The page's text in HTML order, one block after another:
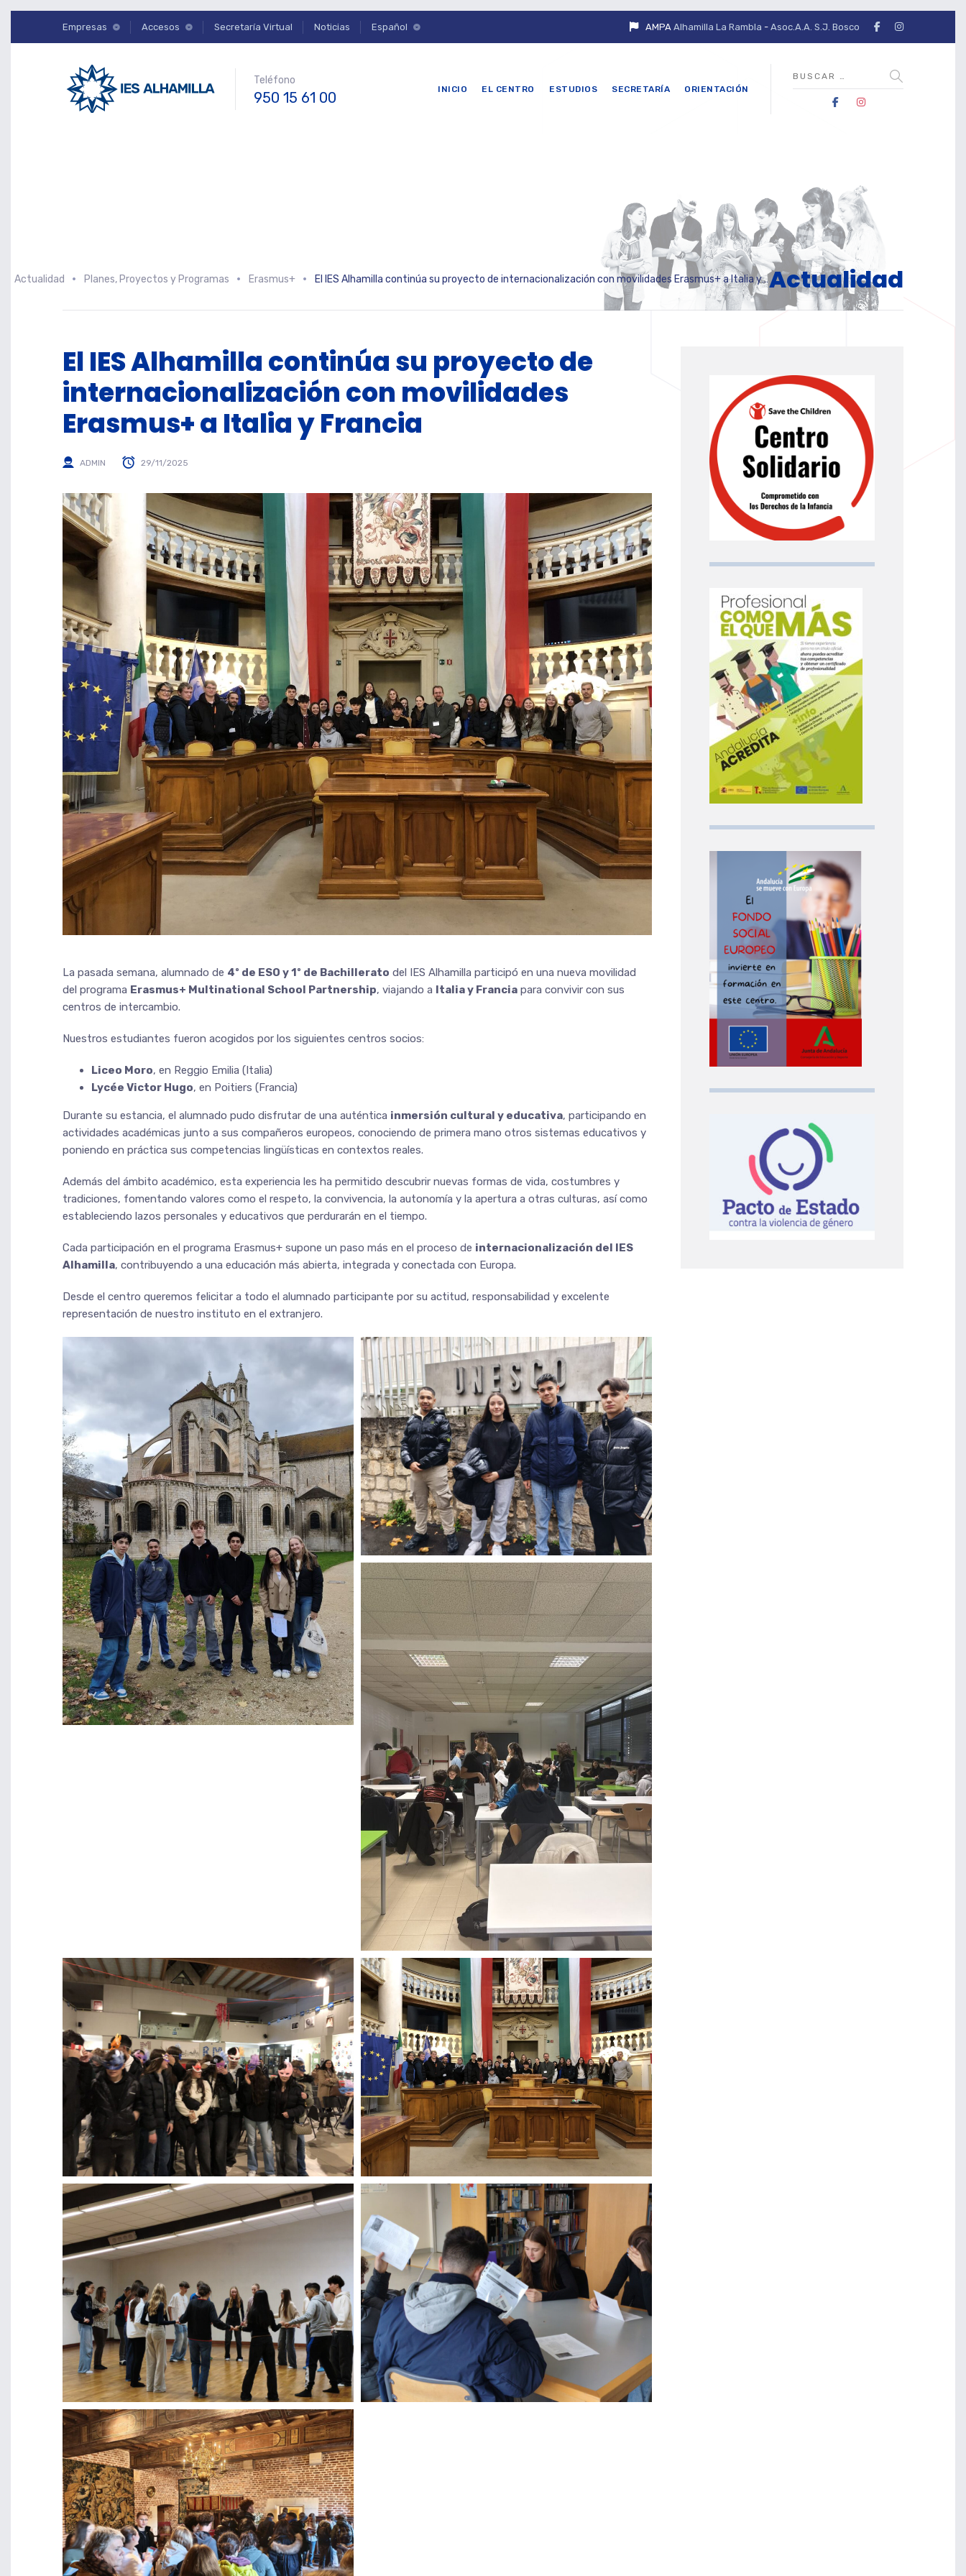
Empresas Accesos Secretaría Virtual Noticias Español AMPA Alhamilla La Rambla - Asoc.A.A. S.J. Bosco
Teléfono
950 15 61 00 INICIO EL CENTRO ESTUDIOS SECRETARÍA ORIENTACIÓN
Actualidad
Actualidad Planes, Proyectos y Programas Erasmus+ El IES Alhamilla continúa su proyecto de internacionalización con movilidades Erasmus+ a Italia y Francia
El IES Alhamilla continúa su proyecto de
internacionalización con movilidades
Erasmus+ a Italia y Francia
ADMIN 29/11/2025
La pasada semana, alumnado de 4º de ESO y 1º de Bachillerato del IES Alhamilla participó en una nueva movilidad
del programa Erasmus+ Multinational School Partnership, viajando a Italia y Francia para convivir con sus
centros de intercambio.
Nuestros estudiantes fueron acogidos por los siguientes centros socios:
Liceo Moro, en Reggio Emilia (Italia)
Lycée Victor Hugo, en Poitiers (Francia)
Durante su estancia, el alumnado pudo disfrutar de una auténtica inmersión cultural y educativa, participando en
actividades académicas junto a sus compañeros europeos, conociendo de primera mano otros sistemas educativos y
poniendo en práctica sus competencias lingüísticas en contextos reales.
Además del ámbito académico, esta experiencia les ha permitido descubrir nuevas formas de vida, costumbres y
tradiciones, fomentando valores como el respeto, la convivencia, la autonomía y la apertura a otras culturas, así como
estableciendo lazos personales y educativos que perdurarán en el tiempo.
Cada participación en el programa Erasmus+ supone un paso más en el proceso de internacionalización del IES
Alhamilla, contribuyendo a una educación más abierta, integrada y conectada con Europa.
Desde el centro queremos felicitar a todo el alumnado participante por su actitud, responsabilidad y excelente
representación de nuestro instituto en el extranjero.